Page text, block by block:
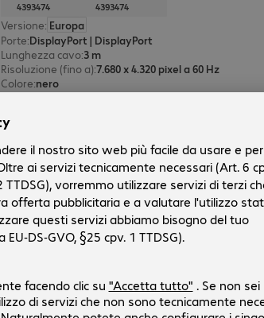
4393474
4393474
Versione: Europa
Porte:DisplayPort | DisplayPort
Lunghezza cavo:3 m
Risoluzione (fino a):7.680 x 4.320 pixel a 60 Hz
Colore:nero
Cavo DisplayPort ARTICONA 2 m
Codice prodotto:
4393472
Codice produttore:
4393472
Versione:Europa
Porte:DisplayPort | DisplayPort
Colore:nero